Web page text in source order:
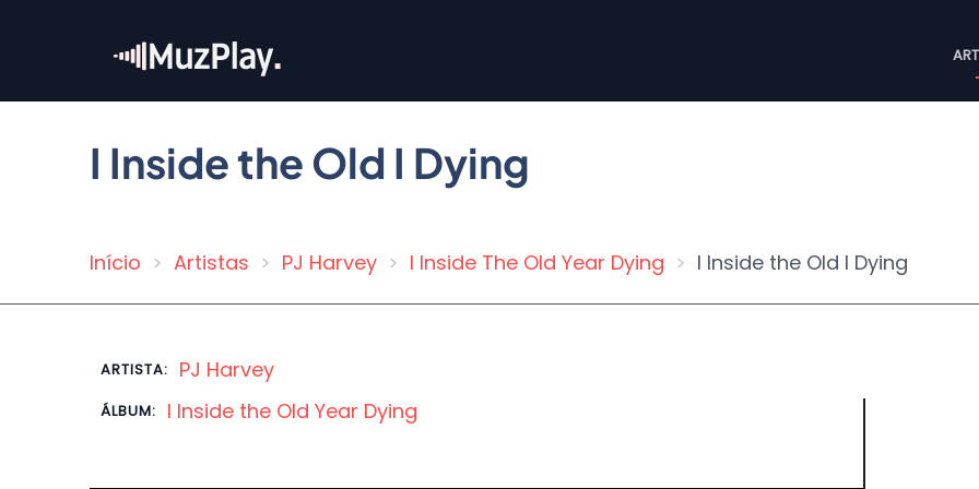
conteúdo
I Inside the Old I Dying
Trilha
navegação
Início Artistas PJ Harvey I Inside The Old Year Dying I Inside the Old I Dying
ARTISTA: PJ Harvey
ÁLBUM: I Inside the Old Year Dying